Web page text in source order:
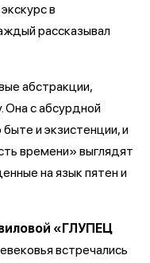
в
рассказывал
абстракции,
Она с абсурдной
и экзистенции, и
времени» выглядят
на язык пятен и
«ГЛУПЕЦ
встречались